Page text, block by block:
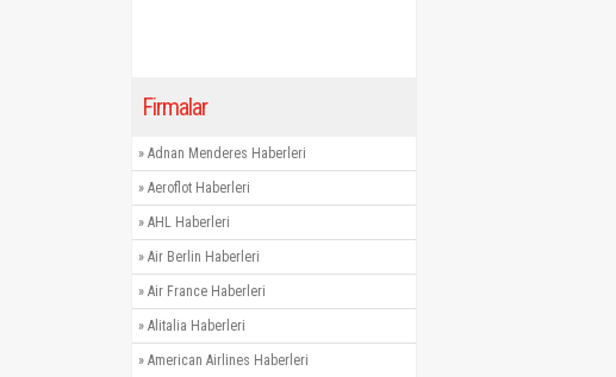
Firmalar
» Adnan Menderes Haberleri
» Aeroflot Haberleri
» AHL Haberleri
» Air Berlin Haberleri
» Air France Haberleri
» Alitalia Haberleri
» American Airlines Haberleri